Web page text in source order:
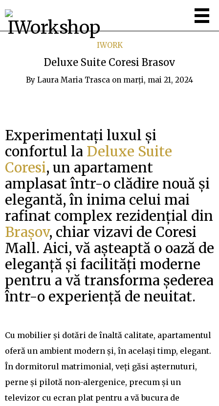
IWORK
Deluxe Suite Coresi Brasov
By Laura Maria Trasca on marți, mai 21, 2024
Experimentați luxul și
confortul la Deluxe Suite
Coresi, un apartament
amplasat într-o clădire nouă și
elegantă, în inima celui mai
rafinat complex rezidențial din
Brașov, chiar vizavi de Coresi
Mall. Aici, vă așteaptă o oază de
eleganță și facilități moderne
pentru a vă transforma șederea
într-o experiență de neuitat.
Cu mobilier și dotări de înaltă calitate, apartamentul
oferă un ambient modern și, în același timp, elegant.
În dormitorul matrimonial, veți găsi așternuturi,
perne și pilotă non-alergenice, precum și un
televizor cu ecran plat pentru a vă bucura de